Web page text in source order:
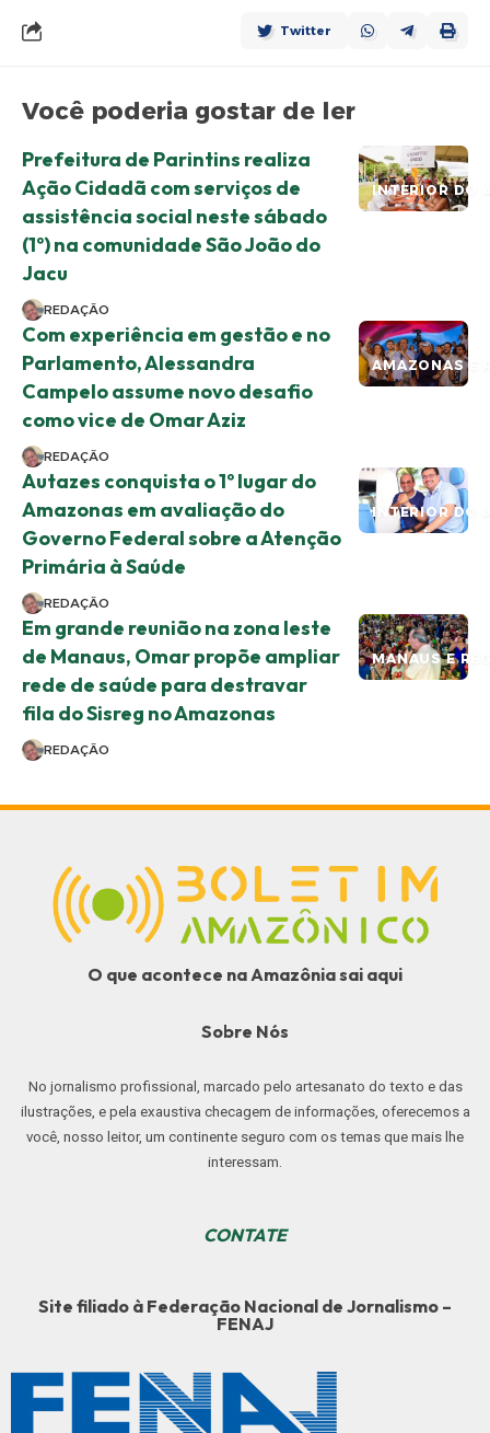
Twitter
Você poderia gostar de ler
INTERIOR DO
Prefeitura de Parintins realiza
Ação Cidadã com serviços de
assistência social neste sábado
(1º) na comunidade São João do
Jacu
REDAÇÃO
AMAZONAS E
Com experiência em gestão e no
Parlamento, Alessandra
Campelo assume novo desafio
como vice de Omar Aziz
REDAÇÃO
INTERIOR DO
Autazes conquista o 1º lugar do
Amazonas em avaliação do
Governo Federal sobre a Atenção
Primária à Saúde
REDAÇÃO
MANAUS E
Em grande reunião na zona leste
de Manaus, Omar propõe ampliar
rede de saúde para destravar
fila do Sisreg no Amazonas
REDAÇÃO
O que acontece na Amazônia sai aqui
Sobre Nós
No jornalismo profissional, marcado pelo artesanato do texto e das
ilustrações, e pela exaustiva checagem de informações, oferecemos a
você, nosso leitor, um continente seguro com os temas que mais lhe
interessam.
CONTATE
Site filiado à Federação Nacional de Jornalismo –
FENAJ